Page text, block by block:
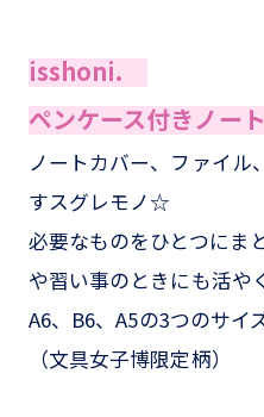
isshoni.
ペンケース付きノー
ノートカバー、ファイル
すスグレモノ☆
必要なものをひとつにま
や習い事のときにも活や
A6、B6、A5の3つのサイ
（文具女子博限定柄）